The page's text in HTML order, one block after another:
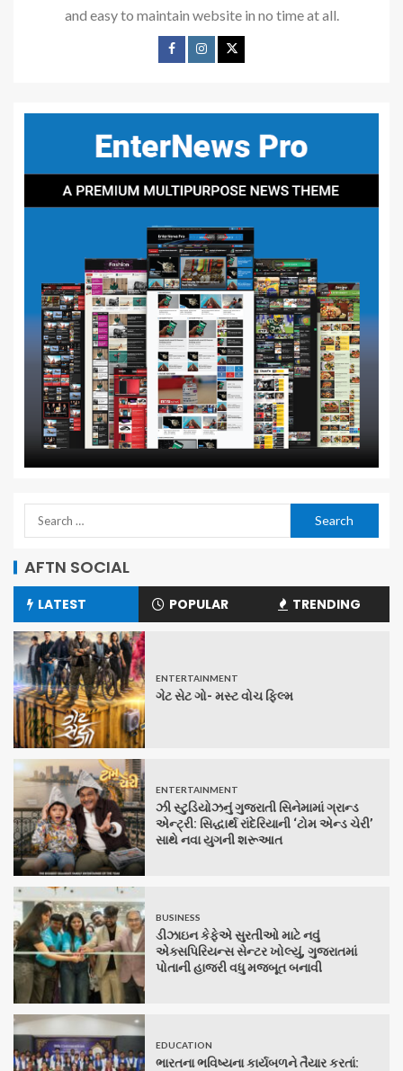
and easy to maintain website in no time at all.
AFTN SOCIAL
LATEST POPULAR TRENDING
ENTERTAINMENT
ગેટ સેટ ગો- મસ્ટ વોચ ફિલ્મ
ENTERTAINMENT
ઝી સ્ટુડિયોઝનું ગુજરાતી સિનેમામાં ગ્રાન્ડ
એન્ટ્રી: સિદ્ધાર્થ રાંદેરિયાની ‘ટોમ એન્ડ ચેરી’
સાથે નવા યુગની શરૂઆત
BUSINESS
ડીઝાઇન કેફેએ સુરતીઓ માટે નવું
એક્સપિરિયન્સ સેન્ટર ખોલ્યું, ગુજરાતમાં
પોતાની હાજરી વધુ મજબૂત બનાવી
EDUCATION
ભારતના ભવિષ્યના કાર્યબળને તૈયાર કરતાં: